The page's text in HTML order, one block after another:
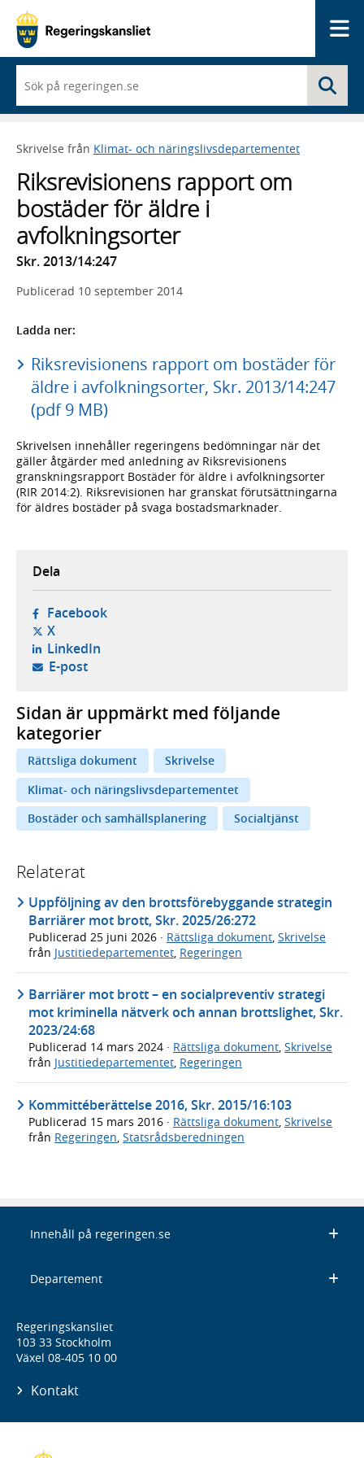
du
börjar
skriva
framträder
lista
med
sökförslag
Skrivelse från Klimat- och näringslivsdepartementet
Riksrevisionens rapport om
bostäder för äldre i
avfolkningsorter
Skr. 2013/14:247
Publicerad 10 september 2014
Ladda ner:
Riksrevisionens rapport om bostäder för
äldre i avfolkningsorter, Skr. 2013/14:247
(pdf 9 MB)
Skrivelsen innehåller regeringens bedömningar när det
gäller åtgärder med anledning av Riksrevisionens
granskningsrapport Bostäder för äldre i avfolkningsorter
(RIR 2014:2). Riksrevisionen har granskat förutsättningarna
för äldres bostäder på svaga bostadsmarknader.
Dela
Facebook- öppnas i ny flik, extern webbplats,
X- öppnas i ny flik, extern webbplats,
LinkedIn- öppnas i ny flik, extern webbplats,
E-post- öppnar din e-postklient,
Sidan är uppmärkt med följande
kategorier
Rättsliga dokument
Skrivelse
Klimat- och näringslivsdepartementet
Bostäder och samhällsplanering
Socialtjänst
Relaterat
Uppföljning av den brottsförebyggande strategin
Barriärer mot brott, Skr. 2025/26:272
Publicerad 25 juni 2026 · Rättsliga dokument Skrivelse
från Justitiedepartementet Regeringen
Barriärer mot brott – en socialpreventiv strategi
mot kriminella nätverk och annan brottslighet, Skr.
2023/24:68
Publicerad 14 mars 2024 · Rättsliga dokument, Skrivelse
från Justitiedepartementet, Regeringen
Kommittéberättelse 2016, Skr. 2015/16:103
Publicerad 15 mars 2016 · Rättsliga dokument, Skrivelse
från Regeringen, Statsrådsberedningen
Innehåll på regeringen.se
Departement
Regeringskansliet
103 33 Stockholm
Växel 08-405 10 00
Kontakt